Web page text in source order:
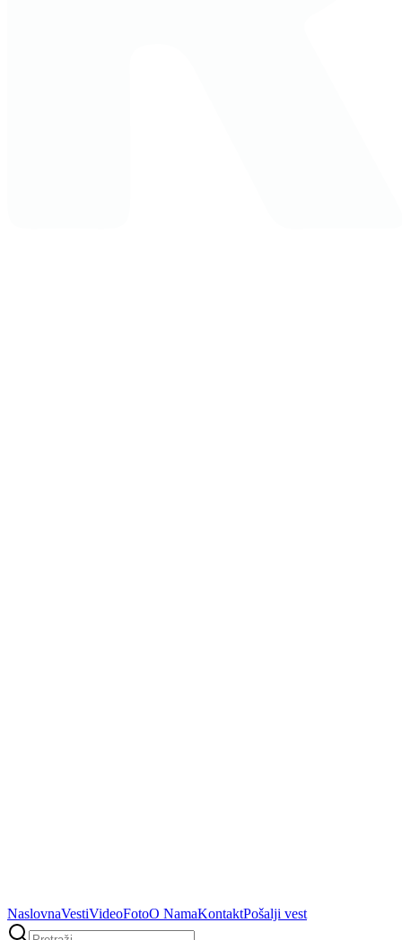
NaslovnaVestiVideoFotoO NamaKontaktPošalji vest